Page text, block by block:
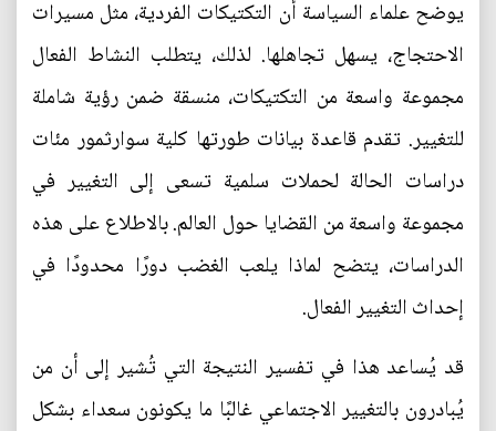
يوضح علماء السياسة أن التكتيكات الفردية، مثل مسيرات
الاحتجاج، يسهل تجاهلها. لذلك، يتطلب النشاط الفعال
مجموعة واسعة من التكتيكات، منسقة ضمن رؤية شاملة
للتغيير. تقدم قاعدة بيانات طورتها كلية سوارثمور مئات
دراسات الحالة لحملات سلمية تسعى إلى التغيير في
مجموعة واسعة من القضايا حول العالم. بالاطلاع على هذه
الدراسات، يتضح لماذا يلعب الغضب دورًا محدودًا في
إحداث التغيير الفعال.
قد يُساعد هذا في تفسير النتيجة التي تُشير إلى أن من
يُبادرون بالتغيير الاجتماعي غالبًا ما يكونون سعداء بشكل